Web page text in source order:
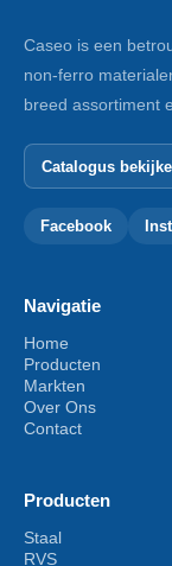
Caseo is een
non-ferro
breed assortiment
Catalogus
Facebook
Navigatie
Home
Producten
Markten
Over Ons
Contact
Producten
Staal
RVS